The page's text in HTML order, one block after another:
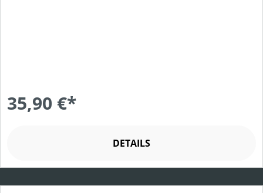
35,90 €*
DETAILS